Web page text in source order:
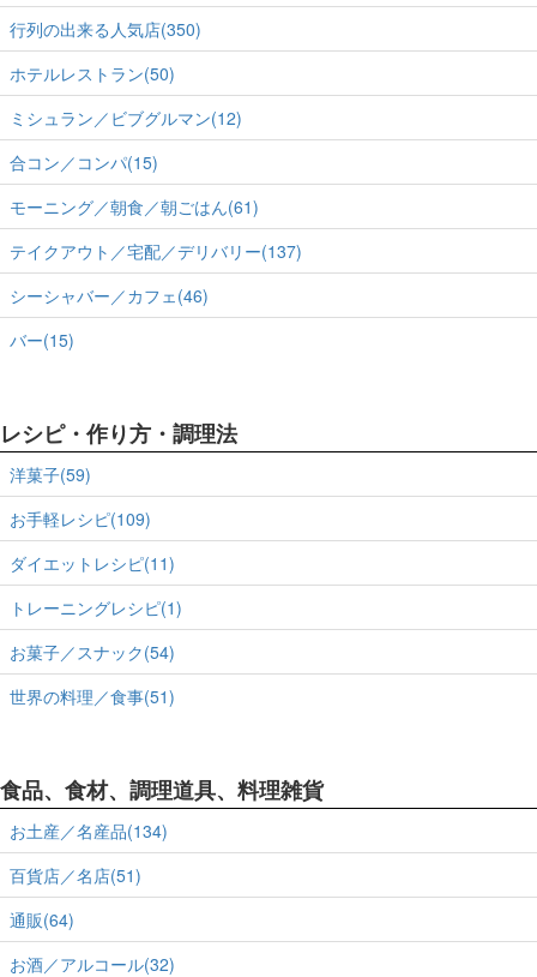
行列の出来る人気店(350)
ホテルレストラン(50)
ミシュラン／ビブグルマン(12)
合コン／コンパ(15)
モーニング／朝食／朝ごはん(61)
テイクアウト／宅配／デリバリー(137)
シーシャバー／カフェ(46)
バー(15)
レシピ・作り方・調理法
洋菓子(59)
お手軽レシピ(109)
ダイエットレシピ(11)
トレーニングレシピ(1)
お菓子／スナック(54)
世界の料理／食事(51)
食品、食材、調理道具、料理雑貨
お土産／名産品(134)
百貨店／名店(51)
通販(64)
お酒／アルコール(32)